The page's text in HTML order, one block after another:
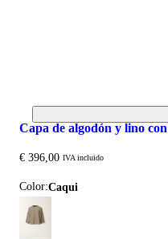
capa de algodón y lino
€ 396,00 IVA incluido
Color: caqui